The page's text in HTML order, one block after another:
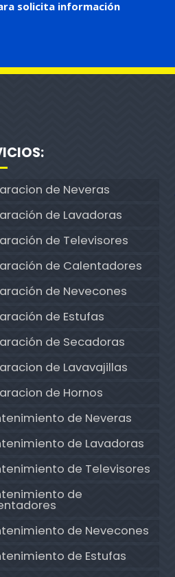
solicita información
de Neveras
de Lavadoras
de Televisores
de Calentadores
de Nevecones
de Estufas
de Secadoras
de Lavavajillas
de Hornos
de Neveras
de Lavadoras
de Televisores
de
de Nevecones
de Estufas